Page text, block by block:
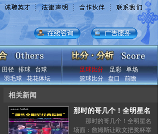
田径 排球
台球
羽毛球 花花体坛
足球比分 足彩
单场
篮球比分
盘口 前瞻
相关新闻
那时的哥几个！全明星名
场面：詹姆斯让欧文把奖
杯举起来！
那时的哥几个！全明星名
场面：詹姆斯让欧文把奖杯举